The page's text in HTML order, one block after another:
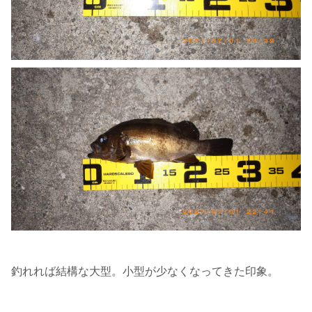
釣れれば結構な大型。小型が少なくなってきた印象。